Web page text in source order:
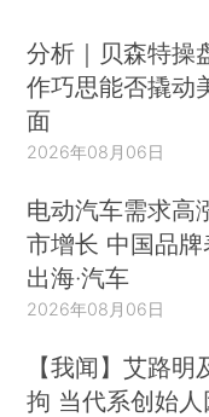
分析｜贝森特操
作巧思能否撬动
面
2026年08月06日
电动汽车需求高
市增长 中国品牌
出海·汽车
2026年08月06日
【我闻】艾路
拘 当代系创始